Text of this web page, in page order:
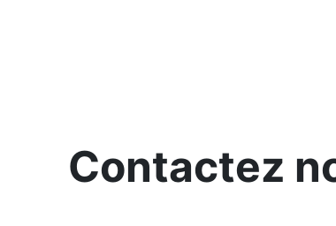
Contactez